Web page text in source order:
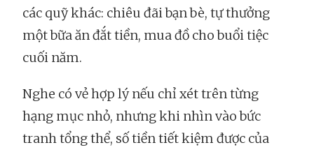
các quỹ khác: chiêu đãi bạn bè, tự thưởng
một bữa ăn đắt tiền, mua đồ cho buổi tiệc
cuối năm.
Nghe có vẻ hợp lý nếu chỉ xét trên từng
hạng mục nhỏ, nhưng khi nhìn vào bức
tranh tổng thể, số tiền tiết kiệm được của